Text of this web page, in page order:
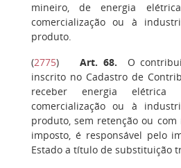
mineiro, de energia
comercialização ou à
produto.
(2775)Art. 68.
O
inscrito no Cadastro de
receber energia
comercialização ou à
produto, sem retenção ou
imposto, é responsável pelo
Estado a título de substituição